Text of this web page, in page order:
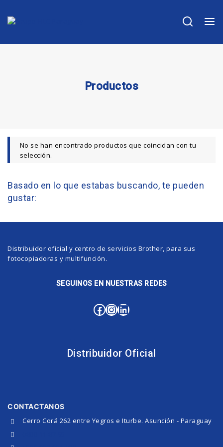
Productos
No se han encontrado productos que coincidan con tu
selección.
Basado en lo que estabas buscando, te pueden
gustar:
Distribuidor oficial y centro de servicios Brother, para sus
fotocopiadoras y multifunción.
SEGUINOS EN NUESTRAS REDES
Distribuidor Oficial
CONTACTANOS
Cerro Corá 262 entre Yegros e Iturbe. Asunción - Paraguay